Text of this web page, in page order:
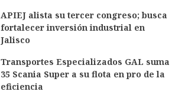
APIEJ alista su tercer congreso; busca
fortalecer inversión industrial en
Jalisco
Transportes Especializados GAL suma
35 Scania Super a su flota en pro de la
eficiencia